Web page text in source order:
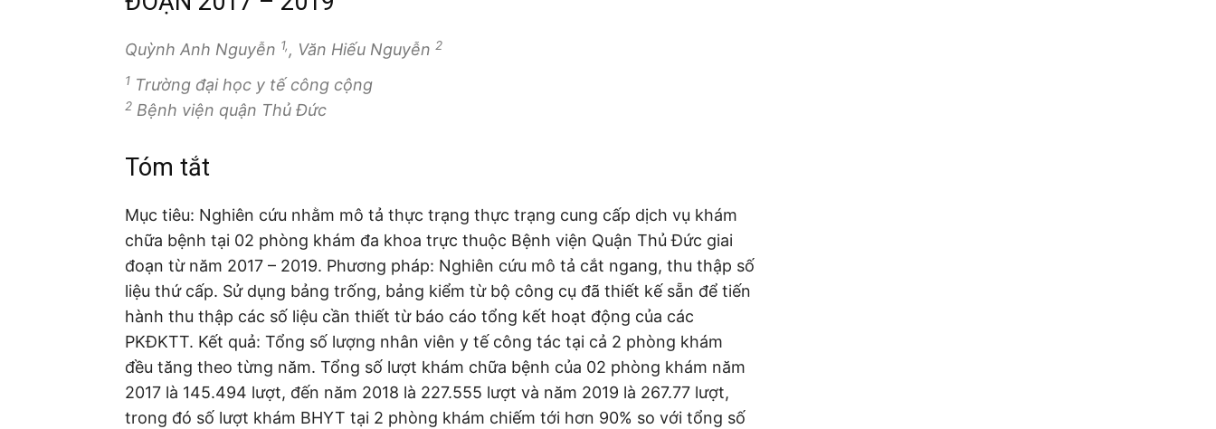
Quỳnh Anh Nguyễn 1,, Văn Hiếu Nguyễn 2
1 Trường đại học y tế công cộng
2 Bệnh viện quận Thủ Đức
Tóm tắt
Mục tiêu: Nghiên cứu nhằm mô tả thực trạng thực trạng cung cấp dịch vụ khám
chữa bệnh tại 02 phòng khám đa khoa trực thuộc Bệnh viện Quận Thủ Đức giai
đoạn từ năm 2017 – 2019. Phương pháp: Nghiên cứu mô tả cắt ngang, thu thập số
liệu thứ cấp. Sử dụng bảng trống, bảng kiểm từ bộ công cụ đã thiết kế sẵn để tiến
hành thu thập các số liệu cần thiết từ báo cáo tổng kết hoạt động của các
PKĐKTT. Kết quả: Tổng số lượng nhân viên y tế công tác tại cả 2 phòng khám
đều tăng theo từng năm. Tổng số lượt khám chữa bệnh của 02 phòng khám năm
2017 là 145.494 lượt, đến năm 2018 là 227.555 lượt và năm 2019 là 267.77 lượt,
trong đó số lượt khám BHYT tại 2 phòng khám chiếm tới hơn 90% so với tổng số